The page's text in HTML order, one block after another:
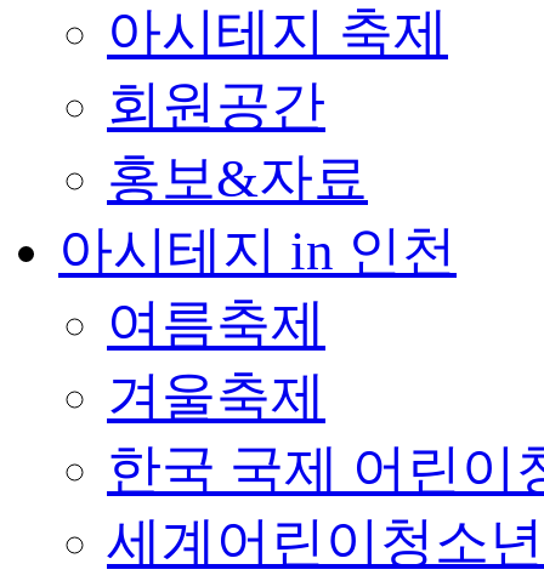
아시테지 축제
회원공간
홍보&자료
아시테지 in 인천
여름축제
겨울축제
한국 국제 어린이
세계어린이청소